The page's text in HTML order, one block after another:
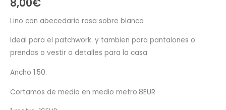
Lino con abecedario rosa sobre blanco
Ideal para el patchwork. y tambien para pantalones o
prendas o vestir o detalles para la casa
Ancho 1.50.
Cortamos de medio en medio metro.8EUR